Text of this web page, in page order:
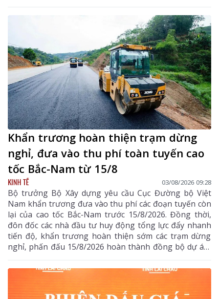
Khẩn trương hoàn thiện trạm dừng
nghỉ, đưa vào thu phí toàn tuyến cao
tốc Bắc-Nam từ 15/8
KINH TẾ 03/08/2026 09:28
Bộ trưởng Bộ Xây dựng yêu cầu Cục Đường bộ Việt
Nam khẩn trương đưa vào thu phí các đoạn tuyến còn
lại của cao tốc Bắc-Nam trước 15/8/2026. Đồng thời,
đôn đốc các nhà đầu tư huy động tổng lực đẩy nhanh
tiến độ, khẩn trương hoàn thiện sớm các trạm dừng
nghỉ, phấn đấu 15/8/2026 hoàn thành đồng bộ dự án,
triển khai thu phí các tuyến cao tốc